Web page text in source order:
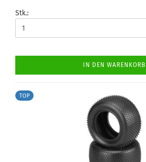
Stk.:
IN DEN WARENKORB
TOP